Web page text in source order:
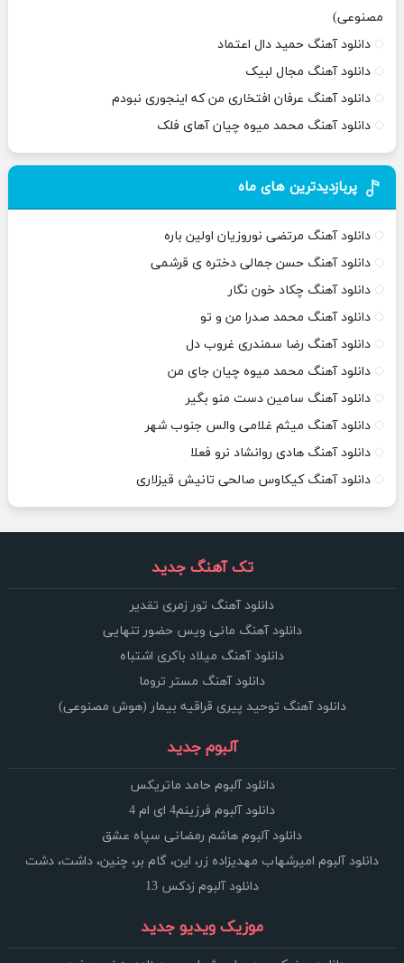
مصنوعی)
دانلود آهنگ حمید دال اعتماد
دانلود آهنگ مجال لبیک
دانلود آهنگ عرفان افتخاری من که اینجوری نبودم
دانلود آهنگ محمد میوه چیان آهای فلک
پربازدیدترین های ماه
دانلود آهنگ مرتضی نوروزیان اولین باره
دانلود آهنگ حسن جمالی دختره ی قرشمی
دانلود آهنگ چکاد خون نگار
دانلود آهنگ محمد صدرا من و تو
دانلود آهنگ رضا سمندری غروب دل
دانلود آهنگ محمد میوه چیان جای من
دانلود آهنگ سامین دست منو بگیر
دانلود آهنگ میثم غلامی والس جنوب شهر
دانلود آهنگ هادی روانشاد نرو فعلا
دانلود آهنگ کیکاوس صالحی تانیش قیزلاری
تک آهنگ جدید
دانلود آهنگ تور زمری تقدیر
دانلود آهنگ مانی ویس حضور تنهایی
دانلود آهنگ میلاد باکری اشتباه
دانلود آهنگ مستر تروما
دانلود آهنگ توحید پیری قراقیه بیمار (هوش مصنوعی)
آلبوم جدید
دانلود آلبوم حامد ماتریکس
دانلود آلبوم فرزینم4 ای ام 4
دانلود آلبوم هاشم رمضانی سپاه عشق
دانلود آلبوم امیرشهاب مهدیزاده زر، این، گام بر، چنین، داشت، دشت
دانلود آلبوم زدکس 13
موزیک ویدیو جدید